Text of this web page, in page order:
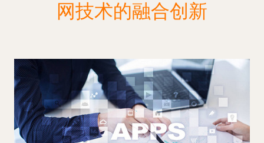
网技术的融合创新